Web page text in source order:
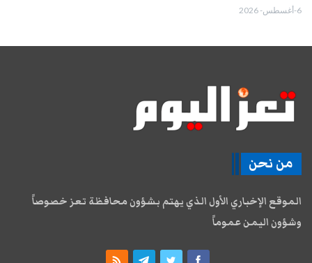
6-أغسطس- 2026
من نحن
الموقع الإخباري الأول الذي يهتم بشؤون محافظة تعز خصوصاً
وشؤون اليمن عموماً